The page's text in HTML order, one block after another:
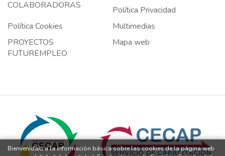
COLABORADORAS
Política Privacidad
Política Cookies
Multimedias
PROYECTOS
FUTUREMPLEO
Mapa web
Bienvenida/o a la información básica sobre las cookies de la página web